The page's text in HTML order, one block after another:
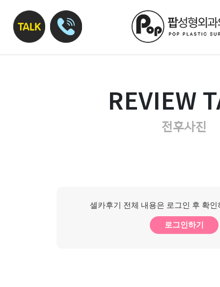
REVIEW
전후사진
셀카후기 전체 내용은 로그인 후 확
로그인하기